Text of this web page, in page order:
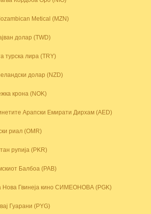
Metical (MZN)
долар (TWD)
турска лира (TRY)
долар (NZD)
крона (NOK)
Арапски Емирати Дирхам (AED)
риал (OMR)
рупија (PKR)
Балбоа (PAB)
Нова Гвинеја кино СИМЕОНОВА (PGK)
Гуарани (PYG)